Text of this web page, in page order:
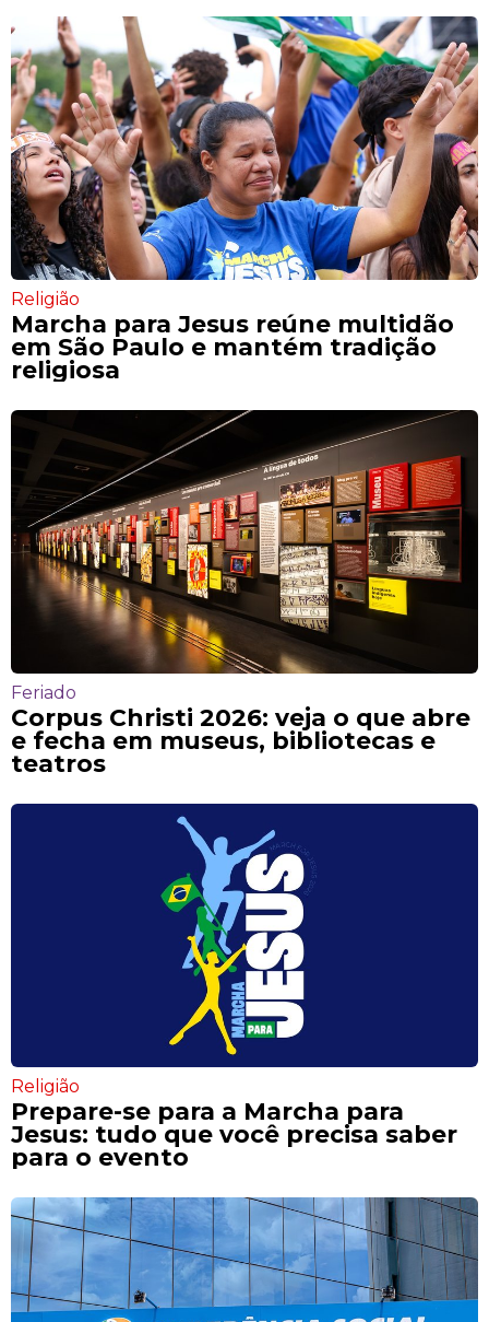
Religião
Marcha para Jesus reúne multidão
em São Paulo e mantém tradição
religiosa
Feriado
Corpus Christi 2026: veja o que abre
e fecha em museus, bibliotecas e
teatros
Religião
Prepare-se para a Marcha para
Jesus: tudo que você precisa saber
para o evento